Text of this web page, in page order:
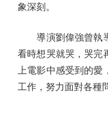
象深刻。
導演劉偉強曾執導
看時想哭就哭，哭完
上電影中感受到的
工作，努力面對各種